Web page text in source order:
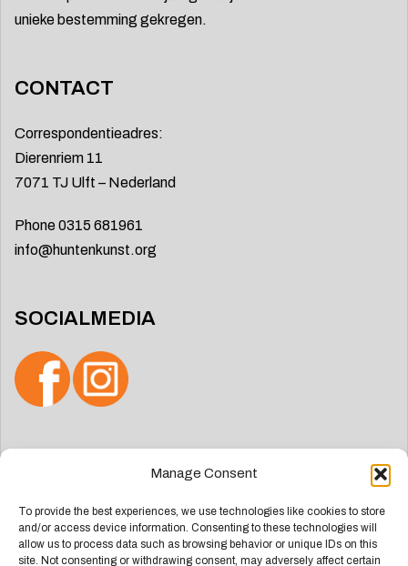
Manage Consent
To provide the best experiences, we use technologies like cookies to store
and/or access device information. Consenting to these technologies will
allow us to process data such as browsing behavior or unique IDs on this
site. Not consenting or withdrawing consent, may adversely affect certain
unieke bestemming gekregen.
CONTACT
Correspondentieadres:
Dierenriem 11
7071 TJ Ulft – Nederland
Phone 0315 681961
info@huntenkunst.org
SOCIALMEDIA